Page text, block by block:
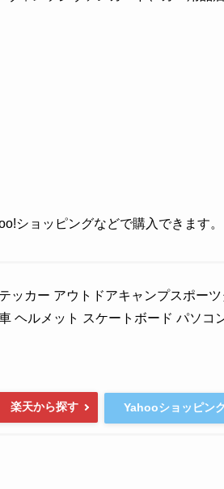
ショッピングなどで購入できます。
ッカー アウトドアキャンプスポー
ヘルメット スケートボード パソコ
楽天から探す Yahooショッピン